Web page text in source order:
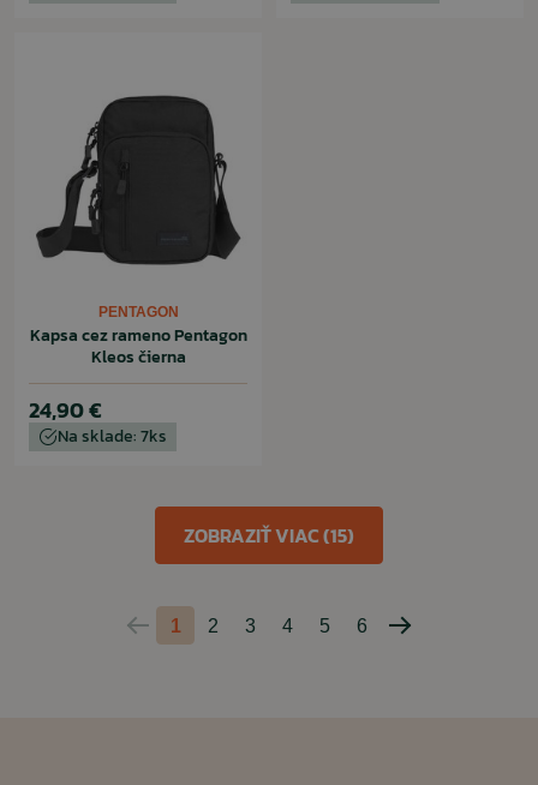
PENTAGON
Kapsa cez rameno Pentagon
Kleos čierna
24,90 €
Na sklade: 7ks
Predchádzajúca
1 2 3 4 5 6
Nasledujúca
ZOBRAZIŤ VIAC (15)